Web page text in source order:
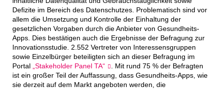
Defizite im Bereich des Datenschutzes. Problematisch sind vor
allem die Umsetzung und Kontrolle der Einhaltung der
gesetzlichen Vorgaben durch die Anbieter von Gesundheits-
Apps. Dies bestätigen auch die Ergebnisse der Befragung zur
Innovationsstudie. 2.552 Vertreter von Interessensgruppen
sowie Einzelbürger beteiligten sich an dieser Befragung im
Portal „Stakeholder Panel TA“
. Mit rund 75 % der Befragten
ist ein großer Teil der Auffassung, dass Gesundheits-Apps, wie
sie derzeit auf dem Markt angeboten werden, die